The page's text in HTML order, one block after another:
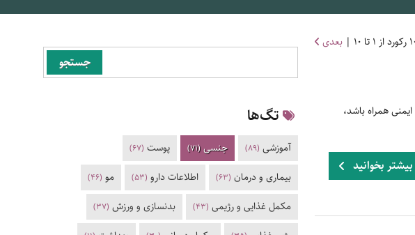
بعدی
همراه باشد،
بیشتر بخوانید
جستجو
تگ‌ها
آموزشی (89) جنسی (71) پوست (67)
بیماری و درمان (63) اطلاعات دارو (53) مو (46)
مکمل غذایی و رژیمی (43) بدنسازی و ورزش (37)